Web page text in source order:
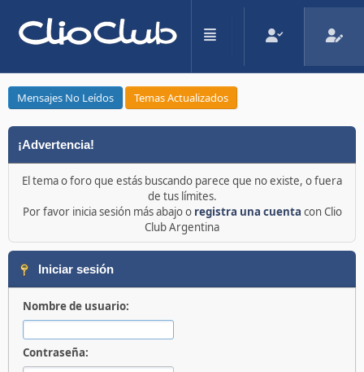
Mensajes No Leídos Temas Actualizados
¡Advertencia!
El tema o foro que estás buscando parece que no existe, o fuera
de tus límites.
Por favor inicia sesión más abajo o registra una cuenta con Clio
Club Argentina
Iniciar sesión
Nombre de usuario:
Contraseña: